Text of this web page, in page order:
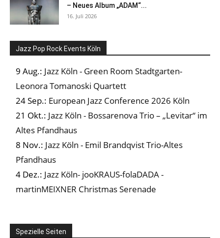
– Neues Album „ADAM“...
16. Juli 2026
Jazz Pop Rock Events Köln
9 Aug.: Jazz Köln - Green Room Stadtgarten-
Leonora Tomanoski Quartett
24 Sep.: European Jazz Conference 2026 Köln
21 Okt.: Jazz Köln - Bossarenova Trio – „Levitar“ im
Altes Pfandhaus
8 Nov.: Jazz Köln - Emil Brandqvist Trio-Altes
Pfandhaus
4 Dez.: Jazz Köln- jooKRAUS-folaDADA -
martinMEIXNER Christmas Serenade
Spezielle Seiten